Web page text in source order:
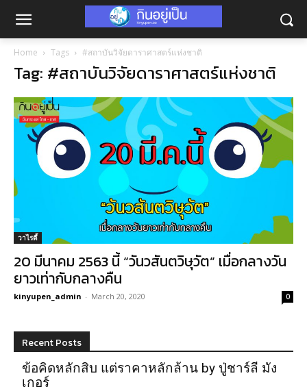
Home Tags #สถาบันวิจัยดาราศาสตร์แห่งชาติ
Tag: #สถาบันวิจัยดาราศาสตร์แห่งชาติ
วาไรตี้
20 มีนาคม 2563 นี้ “วันวสันตวิษุวัต” เมื่อกลางวัน
ยาวเท่ากับกลางคืน
kinyupen_admin - March 20, 2020 0
Recent Posts
ข้อคิดหลักสิบ แต่ราคาหลักล้าน by ปู่ชาร์ลี มัง
เกอร์